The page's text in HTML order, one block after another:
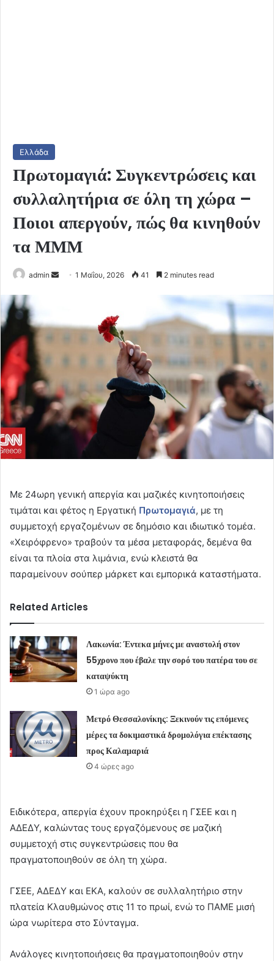
Ελλάδα
Πρωτομαγιά: Συγκεντρώσεις και
συλλαλητήρια σε όλη τη χώρα –
Ποιοι απεργούν, πώς θα κινηθούν
τα ΜΜΜ
admin
Send1 Μαΐου, 2026 41 2 minutes read
Με 24ωρη γενική απεργία και μαζικές κινητοποιήσεις
τιμάται και φέτος η Εργατική Πρωτομαγιά, με τη
συμμετοχή εργαζομένων σε δημόσιο και ιδιωτικό τομέα.
«Χειρόφρενο» τραβούν τα μέσα μεταφοράς, δεμένα θα
είναι τα πλοία στα λιμάνια, ενώ κλειστά θα
παραμείνουν σούπερ μάρκετ και εμπορικά καταστήματα.
Related Articles
Λακωνία: Έντεκα μήνες με αναστολή στον
55χρονο που έβαλε την σορό του πατέρα του σε
καταψύκτη
1 ώρα ago
Μετρό Θεσσαλονίκης: Ξεκινούν τις επόμενες
μέρες τα δοκιμαστικά δρομολόγια επέκτασης
προς Καλαμαριά
4 ώρες ago
Ειδικότερα, απεργία έχουν προκηρύξει η ΓΣΕΕ και η
ΑΔΕΔΥ, καλώντας τους εργαζόμενους σε μαζική
συμμετοχή στις συγκεντρώσεις που θα
πραγματοποιηθούν σε όλη τη χώρα.
ΓΣΕΕ, ΑΔΕΔΥ και ΕΚΑ, καλούν σε συλλαλητήριο στην
πλατεία Κλαυθμώνος στις 11 το πρωί, ενώ το ΠΑΜΕ μισή
ώρα νωρίτερα στο Σύνταγμα.
Ανάλογες κινητοποιήσεις θα πραγματοποιηθούν στην